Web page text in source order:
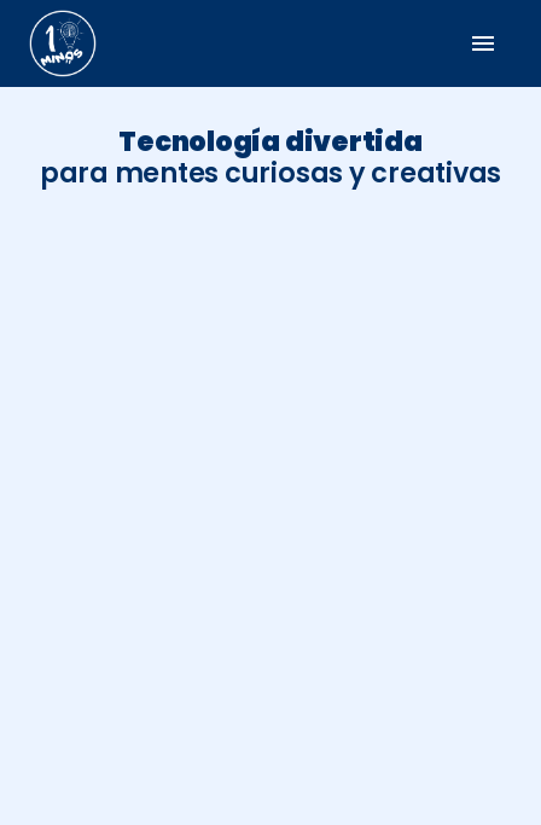
menu
Tecnología divertida
para mentes curiosas y creativas